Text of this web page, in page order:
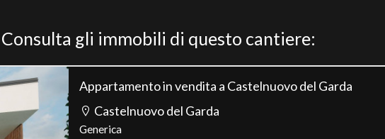
Consulta gli immobili di questo cantiere:
Appartamento in vendita a Castelnuovo del Garda
Castelnuovo del Garda
Generica